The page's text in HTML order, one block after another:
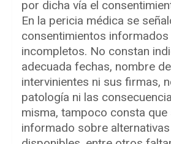
por dicha vía el
En la pericia médica se
consentimientos informados
incompletos. No constan
adecuada fechas, nombre
intervinientes ni sus firmas,
patología ni las
misma, tampoco consta que
informado sobre